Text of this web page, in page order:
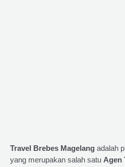
Travel Brebes Magelang adalah
yang merupakan salah satu Agen